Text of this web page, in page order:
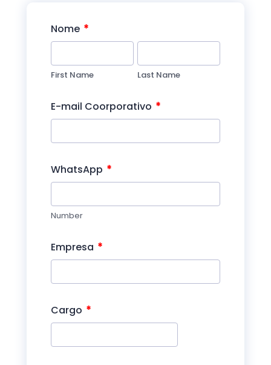
Nome *
First Name Last Name
E-mail Coorporativo *
WhatsApp *
Number
Empresa *
Cargo *